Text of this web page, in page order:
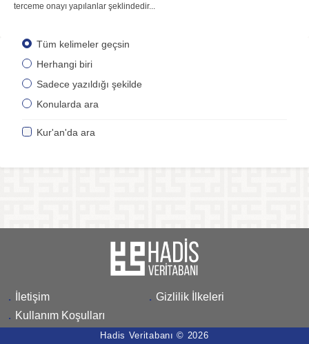
terceme onayı yapılanlar şeklindedir...
Tüm kelimeler geçsin
Herhangi biri
Sadece yazıldığı şekilde
Konularda ara
Kur'an'da ara
. İletişim . Gizlilik İlkeleri
. Kullanım Koşulları
Hadis Veritabanı © 2026